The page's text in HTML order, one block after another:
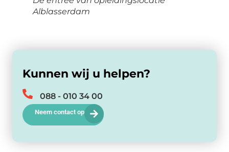
Alblasserdam
Kunnen wij u helpen?
088 - 010 34 00
Neem contact op